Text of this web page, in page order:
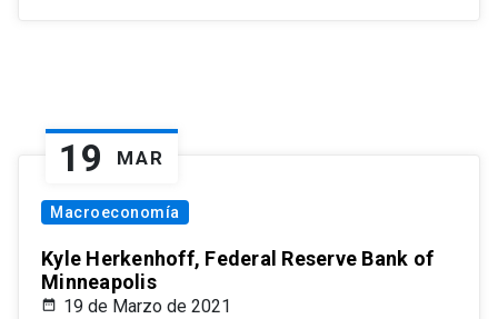
19 MAR
Macroeconomía
Kyle Herkenhoff, Federal Reserve Bank of
Minneapolis
19 de Marzo de 2021